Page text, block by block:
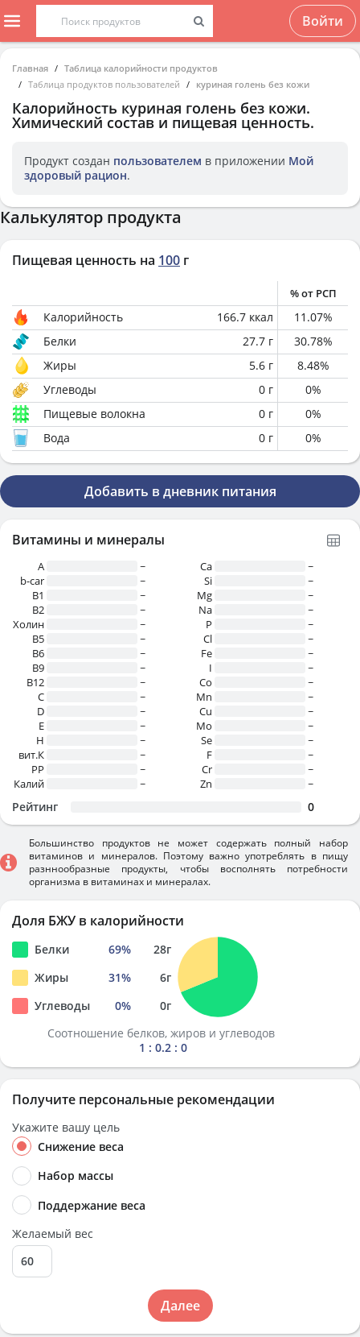
Войти
Главная
Таблица калорийности продуктов
Таблица продуктов пользователей
куриная голень без кожи
Калорийность куриная голень без кожи.
Химический состав и пищевая ценность.
Продукт создан пользователем в приложении Мой
здоровый рацион.
Калькулятор продукта
Пищевая ценность на 100 г
% от РСП
Калорийность 166.7 ккал 11.07%
Белки
27.7 г 30.78%
Жиры
5.6 г 8.48%
Углеводы
0 г 0%
Пищевые волокна
0 г 0%
Вода
0 г 0%
Добавить в дневник питания
Витамины и минералы
A
~
b-car
~
В1
~
B2
~
Холин
~
B5
~
B6
~
B9
~
B12
~
C
~
D
~
E
~
H
~
вит.К
~
PP
~
Калий
~
Ca
~
Si
~
Mg
~
Na
~
P
~
Cl
~
Fe
~
I
~
Co
~
Mn
~
Cu
~
Mo
~
Se
~
F
~
Cr
~
Zn
~
Рейтинг 0
Большинство продуктов не может содержать полный набор
витаминов и минералов. Поэтому важно употреблять в пищу
разннообразные продукты, чтобы восполнять потребности
организма в витаминах и минералах.
Доля БЖУ в калорийности
Белки 69% 28г
Жиры
31% 6г
Углеводы
0% 0г
Соотношение белков, жиров и углеводов
1 : 0.2 : 0
Получите персональные рекомендации
Укажите вашу цель
Снижение веса
Набор массы
Поддержание веса
Желаемый вес
Далее